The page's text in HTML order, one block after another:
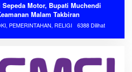
Sepeda Motor, Bupati Muchendi
Malam Takbiran
PEMERINTAHAN, RELIGI 6388 Dilihat